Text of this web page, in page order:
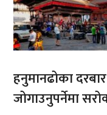
हनुमानढोका
जोगाउनुपर्नेमा